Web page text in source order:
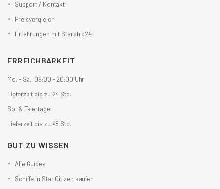
Support / Kontakt
Preisvergleich
Erfahrungen mit Starship24
ERREICHBARKEIT
Mo. - Sa.: 09:00 - 20:00 Uhr
Lieferzeit bis zu 24 Std.
So. & Feiertage:
Lieferzeit bis zu 48 Std.
GUT ZU WISSEN
Alle Guides
Schiffe in Star Citizen kaufen